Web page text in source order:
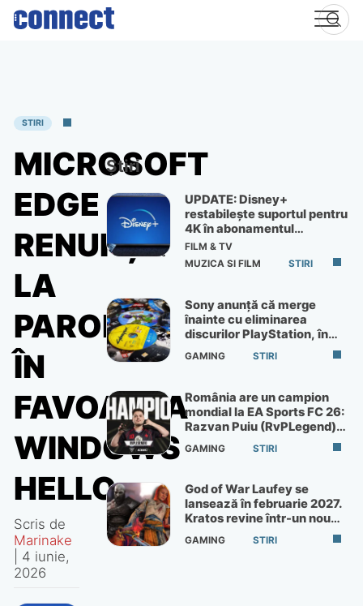
Skip
STIRI
MICROSOFT
EDGE
RENUNȚĂ
LA
PAROLE
ÎN
FAVOAREA
WINDOWS
HELLO
Scris de
Marinake
4 iunie,
2026
Știri
UPDATE: Disney+
restabilește suportul pentru
4K în abonamentul
Premium
FILM & TV
MUZICA SI FILM
STIRI
Sony anunță că merge
înainte cu eliminarea
discurilor PlayStation, în
ciuda protestelor
GAMING STIRI
România are un campion
mondial la EA Sports FC 26:
Razvan Puiu (RvPLegend)
câștigă turneul de la Paris
GAMING STIRI
God of War Laufey se
lansează în februarie 2027.
Kratos revine într-un nou
God of War
GAMING STIRI